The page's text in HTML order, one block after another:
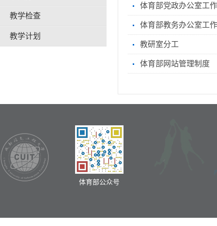
教学检查
教学计划
体育部党政办公室工
体育部教务办公室工
教研室分工
体育部网站管理制度
体育部公众号